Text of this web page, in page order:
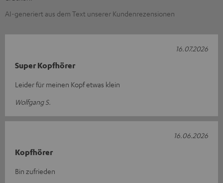
AI-generiert aus dem Text unserer Kundenrezensionen
Super Kopfhörer
Leider für meinen Kopf etwas klein
Wolfgang S.
16.07.2026
Kopfhörer
Bin zufrieden
16.06.2026